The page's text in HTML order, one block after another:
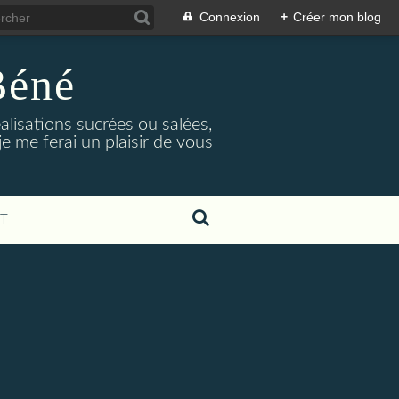
Connexion + Créer mon blog
sucrées ou salées,
me ferai un plaisir de vous